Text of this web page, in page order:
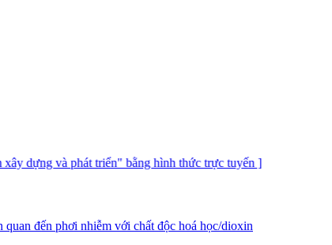
phát triển" bằng hình thức trực tuyến ]
đến phơi nhiễm với chất độc hoá học/dioxin